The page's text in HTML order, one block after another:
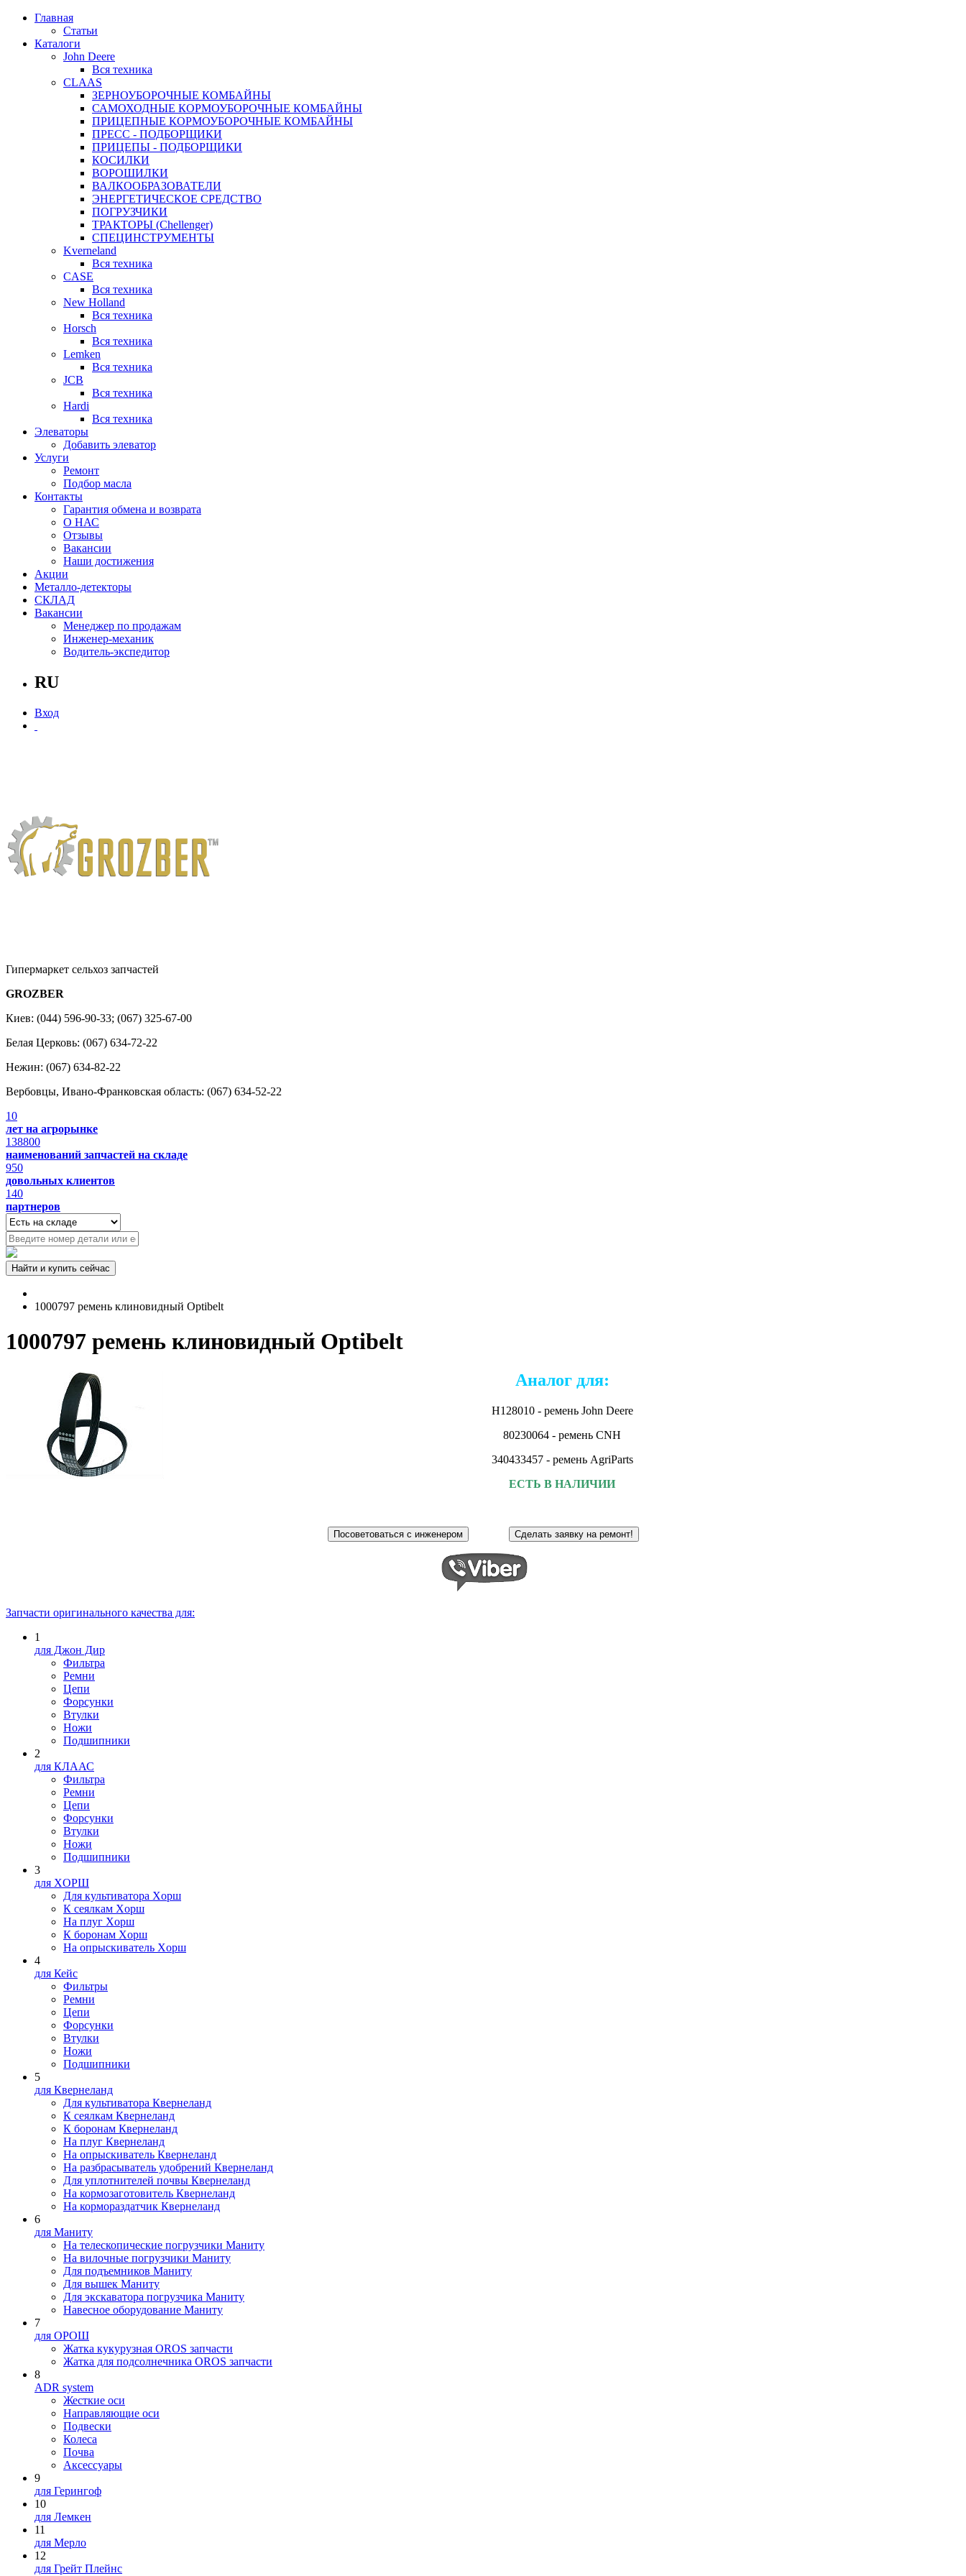
Главная
Статьи
Каталоги
John Deere
Вся техника
CLAAS
ЗЕРНОУБОРОЧНЫЕ КОМБАЙНЫ
САМОХОДНЫЕ КОРМОУБОРОЧНЫЕ КОМБАЙНЫ
ПРИЦЕПНЫЕ КОРМОУБОРОЧНЫЕ КОМБАЙНЫ
ПРЕСС - ПОДБОРЩИКИ
ПРИЦЕПЫ - ПОДБОРЩИКИ
КОСИЛКИ
ВОРОШИЛКИ
ВАЛКООБРАЗОВАТЕЛИ
ЭНЕРГЕТИЧЕСКОЕ СРЕДСТВО
ПОГРУЗЧИКИ
ТРАКТОРЫ (Chellenger)
СПЕЦИНСТРУМЕНТЫ
Kverneland
Вся техника
CASE
Вся техника
New Holland
Вся техника
Horsch
Вся техника
Lemken
Вся техника
JCB
Вся техника
Hardi
Вся техника
Элеваторы
Добавить элеватор
Услуги
Ремонт
Подбор масла
Контакты
Гарантия обмена и возврата
О НАС
Отзывы
Вакансии
Наши достижения
Акции
Металло-детекторы
СКЛАД
Вакансии
Менеджер по продажам
Инженер-механик
Водитель-экспедитор
RU
Вход
Гипермаркет сельхоз запчастей
GROZBER
Киев: (044) 596-90-33; (067) 325-67-00
Белая Церковь: (067) 634-72-22
Нежин: (067) 634-82-22
Вербовцы, Ивано-Франковская область: (067) 634-52-22
10
лет на агрорынке
138800
наименований запчастей на складе
950
довольных клиентов
140
партнеров
1000797 ремень клиновидный Optibelt
1000797 ремень клиновидный Optibelt
Аналог для:
H128010 - ремень John Deere
80230064 - ремень CNH
340433457 - ремень AgriParts
ЕСТЬ В НАЛИЧИИ
Запчасти оригинального качества для:
1
для Джон Дир
Фильтра
Ремни
Цепи
Форсунки
Втулки
Ножи
Подшипники
2
для КЛААС
Фильтра
Ремни
Цепи
Форсунки
Втулки
Ножи
Подшипники
3
для XOPШ
Для культиватора Xopш
К сеялкам Xopш
На плуг Xopш
К боронам Xopш
На опрыскиватель Xopш
4
для Кейс
Фильтры
Ремни
Цепи
Форсунки
Втулки
Ножи
Подшипники
5
для Квернеланд
Для культиватора Квернеланд
К сеялкам Квернеланд
К боронам Квернеланд
На плуг Квернеланд
На опрыскиватель Квернеланд
На разбрасыватель удобрений Квернеланд
Для уплотнителей почвы Квернеланд
На кормозаготовитель Квернеланд
На кормораздатчик Квернеланд
6
для Маниту
На телескопические погрузчики Маниту
На вилочные погрузчики Маниту
Для подъемников Маниту
Для вышек Маниту
Для экскаватора погрузчика Маниту
Навесное оборудование Маниту
7
для ОРОШ
Жатка кукурузная OROS запчасти
Жатка для подсолнечника OROS запчасти
8
ADR system
Жесткие оси
Направляющие оси
Подвески
Колеса
Почва
Аксессуары
9
для Герингоф
10
для Лемкен
11
для Мерло
12
для Грейт Плейнс